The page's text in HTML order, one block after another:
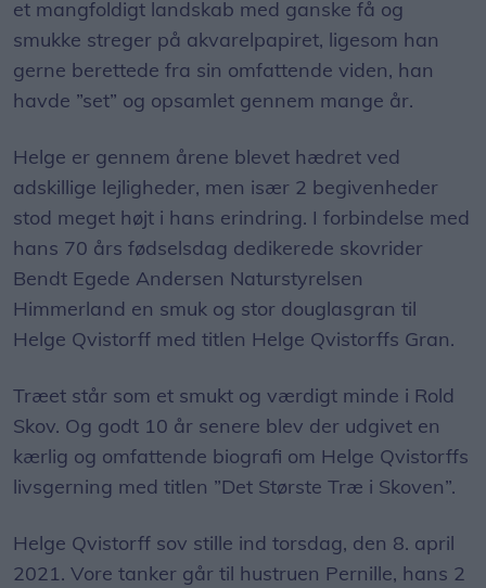
et mangfoldigt landskab med ganske få og
smukke streger på akvarelpapiret, ligesom han
gerne berettede fra sin omfattende viden, han
havde ”set” og opsamlet gennem mange år.
Helge er gennem årene blevet hædret ved
adskillige lejligheder, men især 2 begivenheder
stod meget højt i hans erindring. I forbindelse med
hans 70 års fødselsdag dedikerede skovrider
Bendt Egede Andersen Naturstyrelsen
Himmerland en smuk og stor douglasgran til
Helge Qvistorff med titlen Helge Qvistorffs Gran.
Træet står som et smukt og værdigt minde i Rold
Skov. Og godt 10 år senere blev der udgivet en
kærlig og omfattende biografi om Helge Qvistorffs
livsgerning med titlen ”Det Største Træ i Skoven”.
Helge Qvistorff sov stille ind torsdag, den 8. april
2021. Vore tanker går til hustruen Pernille, hans 2